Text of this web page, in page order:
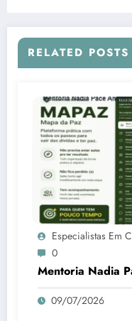
RELATED POSTS
Especialistas Em
0
Mentoria Nadia
09/07/2026